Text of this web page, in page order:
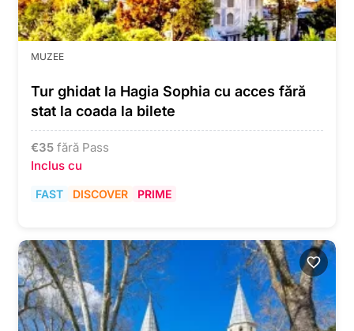
MUZEE
Tur ghidat la Hagia Sophia cu acces fără
stat la coada la bilete
€35 fără Pass
Inclus cu
FAST DISCOVER PRIME